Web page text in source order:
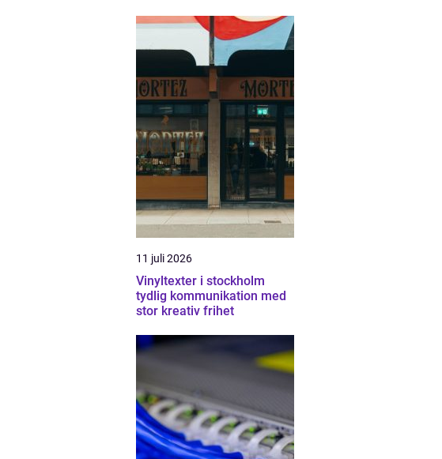
11 juli 2026
Vinyltexter i stockholm
tydlig kommunikation med
stor kreativ frihet